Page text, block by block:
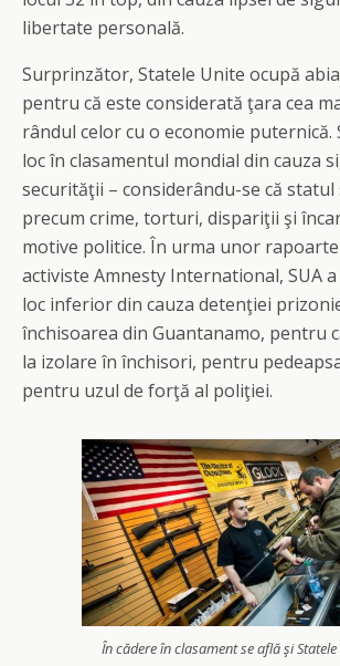
libertate personală.
Surprinzător, Statele Unite ocupă
pentru că este considerată ţara cea
rândul celor cu o economie puternică.
loc în clasamentul mondial din cauza
securităţii – considerându-se că
precum crime, torturi, dispariţii şi
motive politice. În urma unor
activiste Amnesty International, SUA
loc inferior din cauza detenţiei
închisoarea din Guantanamo, pentru
la izolare în închisori, pentru
pentru uzul de forţă al poliţiei.
În cădere în clasament se află şi